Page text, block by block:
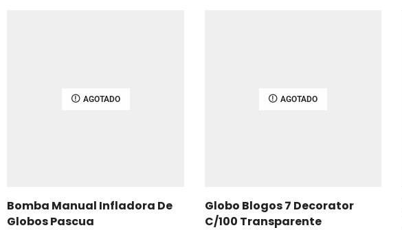
AGOTADO
Bomba Manual Infladora De
Globos Pascua
AGOTADO
Globo Blogos 7 Decorator
C/100 Transparente